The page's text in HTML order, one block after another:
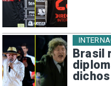
Brasil